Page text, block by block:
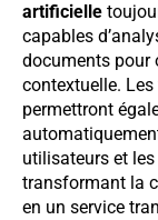
artificielle
capables
documents pour
contextuelle.
permettront
utilisateurs et
transformant la
en un service